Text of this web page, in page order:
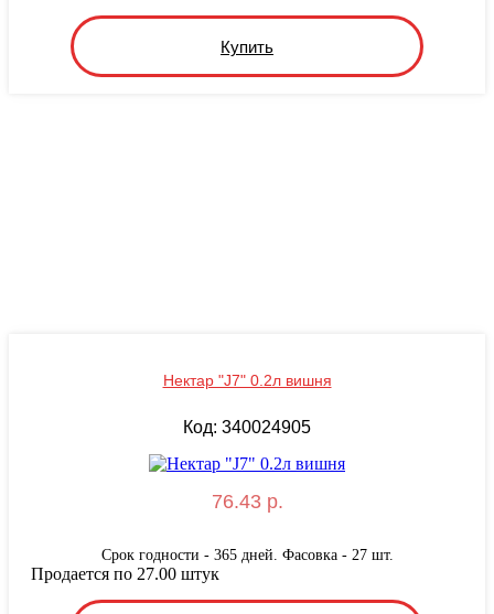
Купить
Нектар "J7" 0.2л вишня
Код: 340024905
76.43 р.
Срок годности - 365 дней. Фасовка - 27 шт.
Продается по 27.00 штук